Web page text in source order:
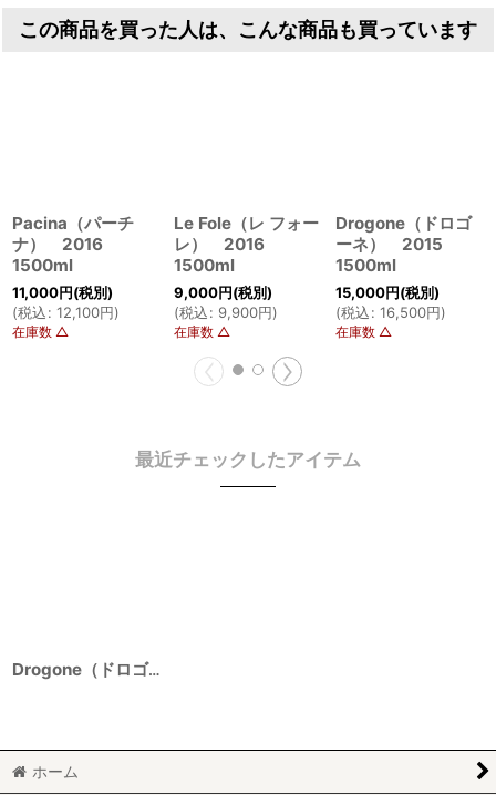
この商品を買った人は、こんな商品も買っています
Pacina（パーチ
ナ） 2016
1500ml
11,000円(税別)
(税込: 12,100円)
在庫数 △
Le Fole（レ フォー
レ） 2016
1500ml
9,000円(税別)
(税込: 9,900円)
在庫数 △
Drogone（ドロゴ
ーネ） 2015
1500ml
15,000円(税別)
(税込: 16,500円)
在庫数 △
最近チェックしたアイテム
Drogone（ドロゴーネ） 2016 1500ml
ホーム